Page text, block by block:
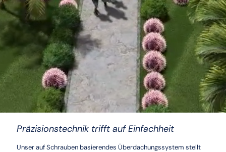
Präzisionstechnik trifft auf Einfachheit
Unser auf Schrauben basierendes Überdachungssystem stellt